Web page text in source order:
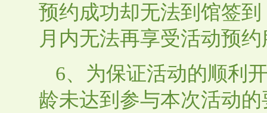
预约成功却无法到馆签
月内无法再享受活动预
6、为保证活动的顺利
龄未达到参与本次活动